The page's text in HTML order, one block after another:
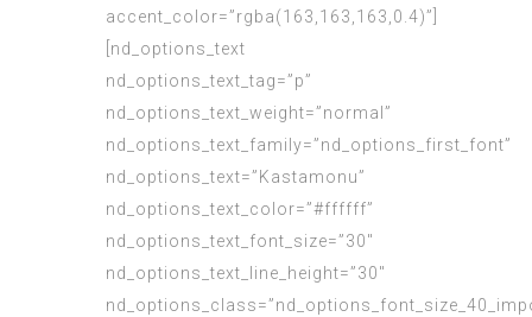
accent_color=”rgba(163,163,163,0.4)”]
[nd_options_text
nd_options_text_tag=”p”
nd_options_text_weight=”normal”
nd_options_text_family=”nd_options_first_font”
nd_options_text=”Kastamonu”
nd_options_text_color=”#ffffff”
nd_options_text_font_size=”30″
nd_options_text_line_height=”30″